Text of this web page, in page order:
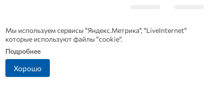
Мы используем сервисы "Яндекс.Метрика", "LiveInternet"
которые используют файлы "cookie".
Подробнее
Хорошо